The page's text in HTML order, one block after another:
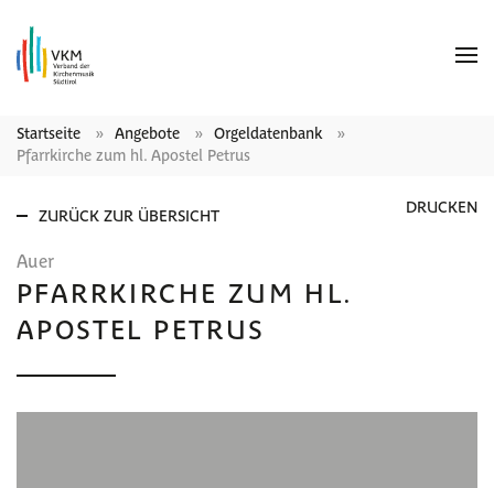
Startseite Angebote
Orgeldatenbank
Pfarrkirche zum hl. Apostel Petrus
ZURÜCK ZUR ÜBERSICHT DRUCKEN
Auer
PFARRKIRCHE ZUM HL.
APOSTEL PETRUS